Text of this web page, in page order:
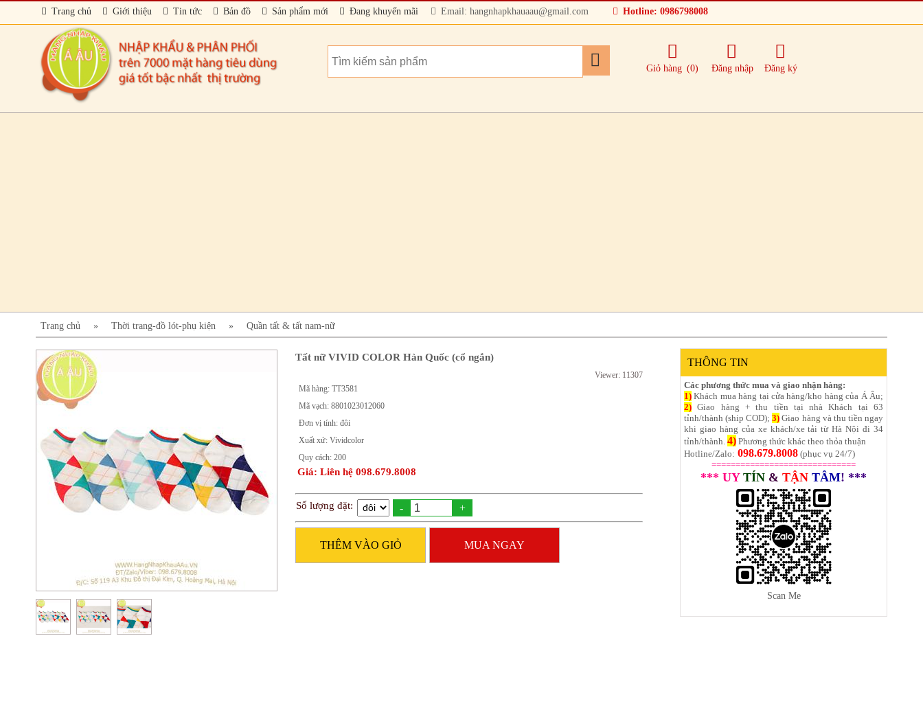
Trang chủ Giới thiệu Tin tức Bản đồ Sản phẩm mới Đang khuyến mãi Email: hangnhapkhauaau@gmail.com Hotline: 0986798008
Giỏ hàng (0) Đăng nhập Đăng ký
Trang chủ » Thời trang-đồ lót-phụ kiện » Quần tất & tất nam-nữ
Tất nữ VIVID COLOR Hàn Quốc (cổ ngắn)
Viewer: 11307
Mã hàng: TT3581
Mã vạch: 8801023012060
Đơn vị tính: đôi
Xuất xứ: Vividcolor
Quy cách: 200
Giá: Liên hệ 098.679.8008
Số lượng đặt: - +
THÊM VÀO GIỎ MUA NGAY
THÔNG TIN
Các phương thức mua và giao nhận hàng:
1) Khách mua hàng tại cửa hàng/kho hàng của Á Âu;
2) Giao hàng + thu tiền tại nhà Khách tại 63
tỉnh/thành (ship COD);3) Giao hàng và thu tiền ngay
khi giao hàng của xe khách/xe tải từ Hà Nội đi 34
tỉnh/thành. 4) Phương thức khác theo thỏa thuận
Hotline/Zalo: 098.679.8008 (phục vụ 24/7)
==============================
*** UY TÍN & TẬN TÂM! ***
Scan Me